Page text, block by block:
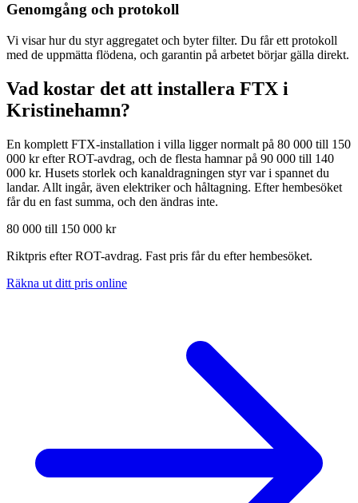
Genomgång och protokoll
Vi visar hur du styr aggregatet och byter filter. Du får ett protokoll
med de uppmätta flödena, och garantin på arbetet börjar gälla direkt.
Vad kostar det att installera FTX i
Kristinehamn?
En komplett FTX-installation i villa ligger normalt på 80 000 till 150
000 kr efter ROT-avdrag, och de flesta hamnar på 90 000 till 140
000 kr. Husets storlek och kanaldragningen styr var i spannet du
landar. Allt ingår, även elektriker och håltagning. Efter hembesöket
får du en fast summa, och den ändras inte.
80 000 till 150 000 kr
Riktpris efter ROT-avdrag. Fast pris får du efter hembesöket.
Räkna ut ditt pris online